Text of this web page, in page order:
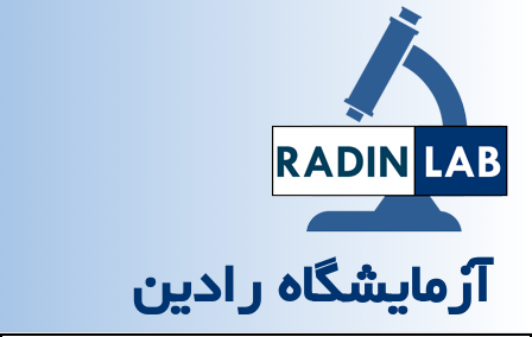
آزمایشگاه رادین